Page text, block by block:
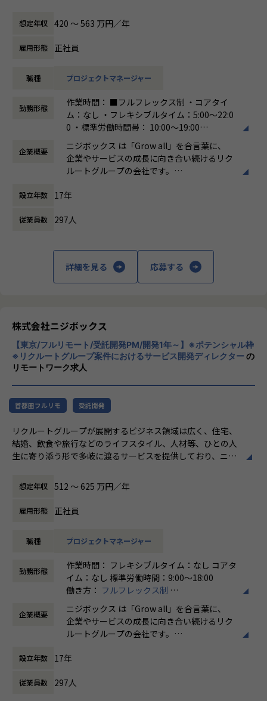
ができる体制が整っています。
ナレッジ向上施策として、動画、書籍等の学習教材の購入や
カンファレンス参加を会社負担でサポート。
さらに、業界の牽引者をメンターとして招いた講習など、ト
す。
★ニジボックスでのワークスタイルが分かる、ブログ記事も
ご参照ください
メンバーや社内の雰囲気、自由に学べてスキルアップできる
環境を感じていただけたら
嬉しいです！
・【社員インタビュー】Wantedly...https://www.wantedly.c
・【メンバー執筆】Qiita...https://qiita.com/organization
・【オフィシャルブログ】…https://nijibox.jp/blog/
【業務の変更の範囲】
ットペッパー、じゃらん、リクナビなどの国内最大級のメデ
ィアの開発ディレクションに従事する、開発ディレクターを
募集しています。
リクルートグループのプロダクト開発ディレクションをお任
事業、ユーザー部門の担当者、プランナーと協業し、以下の
業務を担当いただきます。
＜企画・要件定義フェーズ＞
プロジェクトのQCDに責任を持ち、開発プロジェクトを推進
いただきます。
の整理
- エンジニアへの仕様説明
- ユーザーに向けてのコミュニケーション設計
- リリース後の様々なリスクへの対応計画
現場ではただ指示された業務を行うのではなく、プロジェク
トの目的をふまえKPIを達成するためにどのような施策を行
うべきか？施策を実施することで本当にKPIが達成できるの
か？といった、プロジェクトの上流からリリース後の効果測
て業務を経験することは、個人として今後のキャリアアップ
共有会や勉強会を通じてさらにスキルアップをしていくこと
ができる体制が整っています。
カンファレンス参加を会社負担でサポート。
さらに、業界の牽引者をメンターとして招いた講習など、ト
レンドのキャッチアップを見据えた取り組みも行なっていま
★ニジボックスでのワークスタイルが分かる、ブログ記事も
メンバーや社内の雰囲気、自由に学べてスキルアップできる
環境を感じていただけたら
・【社員インタビュー】Wantedly...https://www.wantedly.c
om/companies/nijibox/feed
・【メンバー執筆】Qiita...https://qiita.com/organization
・【オフィシャルブログ】…https://nijibox.jp/blog/
・【運営イベント】…https://nijibox.connpass.com/
想定年収 420 〜 563 万円／年
雇用形態 正社員
職種 プロジェクトマネージャー
勤務形態
作業時間： ■フルフレックス制 ・コアタイ
ム：なし ・フレキシブルタイム：5:00～22:0
0 ・標準労働時間帯： 10:00～19:00
フルフレックス制
時間外労働の有無： 有（月平均5時間～10時
間）
休憩時間： 60分
企業概要
ニジボックス は「Grow all」を合言葉に、
企業やサービスの成長に向き合い続けるリク
ルートグループの会社です。
ングなどを通じて、お客様のビジネスに伴走
私たちはこの言葉を企業のVisionとしていま
す。
とらえること。
期待を大きく超える新たな価値を共に創り出
すこと。皆さまがサービスの成長を志したと
きに、
真っ先にニジボックスを思い浮かべていただ
けることを目指しています。
設立年数 17年
従業員数 297人
詳細を見る 応募する
株式会社ニジボックス
【東京/フルリモート/受託開発PM/開発1年～】※ポテンシャル枠
※リクルートグループ案件におけるサービス開発ディレクターの
リモートワーク求人
首都圏フルリモ 受託開発
リクルートグループが展開するビジネス領域は広く、住宅、
結婚、飲食や旅行などのライフスタイル、人材等、ひとの人
生に寄り添う形で多岐に渡るサービスを提供しており、ニジ
ットペッパー、じゃらん、リクナビなどの国内最大級のメデ
ィアの開発ディレクションに従事する、開発ディレクターを
募集しています。
リクルートグループのプロダクト開発ディレクションをお任
事業、ユーザー部門の担当者、プランナーと協業し、以下の
業務を担当いただきます。
＜企画・要件定義フェーズ＞
プロジェクトのQCDに責任を持ち、開発プロジェクトを推進
いただきます。
の整理
- エンジニアへの仕様説明
想定年収 512 〜 625 万円／年
雇用形態 正社員
職種 プロジェクトマネージャー
勤務形態
作業時間： フレキシブルタイム：なし コアタ
イム：なし 標準労働時間：9:00〜18:00
働き方： フルフレックス制
時間外労働の有無： 有（月平均5時間～10時
間）
休憩時間： 60分
企業概要
ニジボックス は「Grow all」を合言葉に、
企業やサービスの成長に向き合い続けるリク
ルートグループの会社です。
ングなどを通じて、お客様のビジネスに伴走
設立年数 17年
従業員数 297人